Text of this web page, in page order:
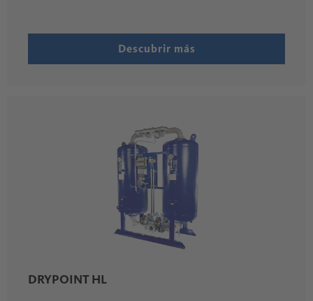
Descubrir más
DRYPOINT HL